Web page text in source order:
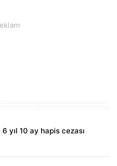
yıl 10 ay hapis cezası